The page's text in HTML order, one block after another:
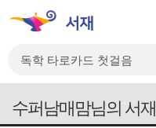
수퍼남매맘님의 서재